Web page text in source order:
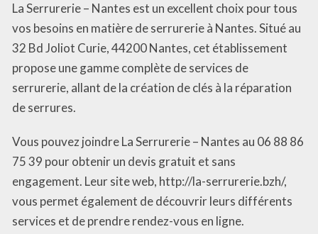
La Serrurerie – Nantes est un excellent choix pour tous
vos besoins en matière de serrurerie à Nantes. Situé au
32 Bd Joliot Curie, 44200 Nantes, cet établissement
propose une gamme complète de services de
serrurerie, allant de la création de clés à la réparation
de serrures.
Vous pouvez joindre La Serrurerie – Nantes au 06 88 86
75 39 pour obtenir un devis gratuit et sans
engagement. Leur site web, http://la-serrurerie.bzh/,
vous permet également de découvrir leurs différents
services et de prendre rendez-vous en ligne.